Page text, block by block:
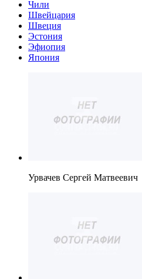
Чили
Швейцария
Швеция
Эстония
Эфиопия
Япония
Урвачев Сергей Матвеевич